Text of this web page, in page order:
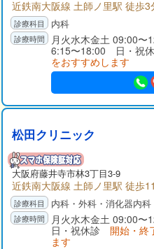
近鉄南大阪線 土師ノ里駅 徒歩3
内科
月火水木金土 09:00
6:15〜18:00 日・祝
をおすすめします
松田クリニック
大阪府藤井寺市林3丁目3-9
近鉄南大阪線 土師ノ里駅 徒歩
内科・外科・消化器内
月火水木金土 09:00
日・祝休診 開始・終
ます